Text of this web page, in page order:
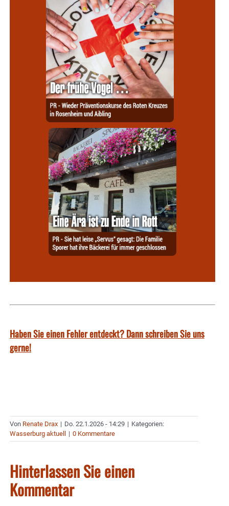
Haben Sie einen Fehler entdeckt? Dann schreiben Sie uns
gerne!
Von Renate Drax | Do. 22.1.2026 - 14:29 | Kategorien:
Wasserburg aktuell
| 0 Kommentare
Hinterlassen Sie einen
Kommentar